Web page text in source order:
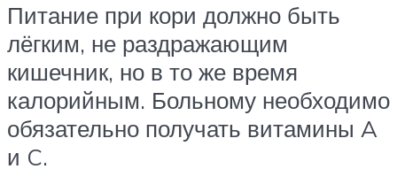
Питание при кори должно быть
лёгким, не раздражающим
кишечник, но в то же время
калорийным. Больному необходимо
обязательно получать витамины A
и C.